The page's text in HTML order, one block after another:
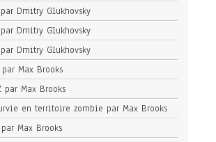
Dmitry Glukhovsky
Dmitry Glukhovsky
Dmitry Glukhovsky
Max Brooks
par Max Brooks
en territoire zombie par Max Brooks
Max Brooks